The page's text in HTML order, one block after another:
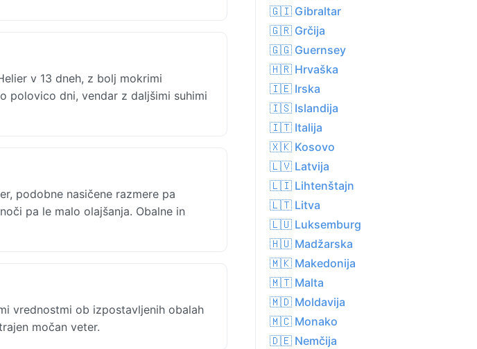
v 13 dneh, z bolj mokrimi
polovico dni, vendar z daljšimi suhimi
podobne nasičene razmere pa
pa le malo olajšanja. Obalne in
vrednostmi ob izpostavljenih obalah
močan veter.
🇬🇮 Gibraltar
🇬🇷 Grčija
🇬🇬 Guernsey
🇭🇷 Hrvaška
🇮🇪 Irska
🇮🇸 Islandija
🇮🇹 Italija
🇽🇰 Kosovo
🇱🇻 Latvija
🇱🇮 Lihtenštajn
🇱🇹 Litva
🇱🇺 Luksemburg
🇭🇺 Madžarska
🇲🇰 Makedonija
🇲🇹 Malta
🇲🇩 Moldavija
🇲🇨 Monako
🇩🇪 Nemčija